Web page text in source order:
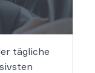
tägliche